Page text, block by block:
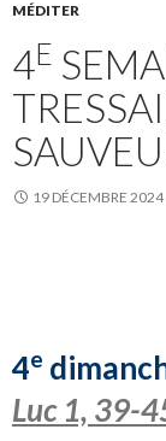
MÉDITER
4E
19 DÉCEMBRE 2024
4e
Luc 1, 39-